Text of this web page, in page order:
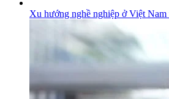
Xu hướng nghề nghiệp ở Việt Nam